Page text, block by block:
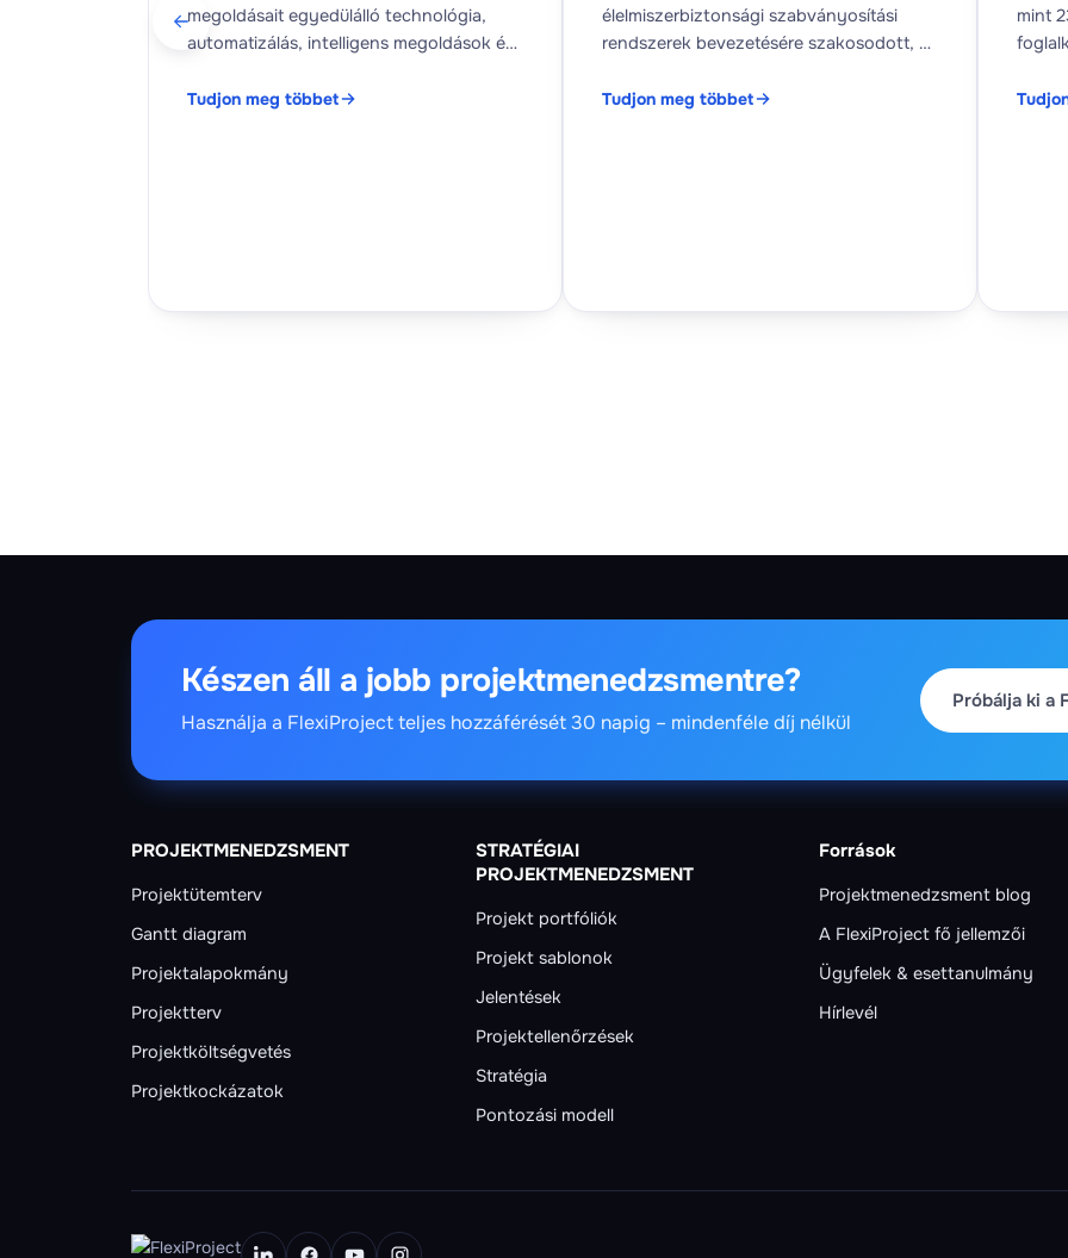
megoldásait egyedülálló technológia,
automatizálás, intelligens megoldások és
nagymértékben automatizált és robotizált
Tudjon meg többet
élelmiszerbiztonsági szabványosítási
rendszerek bevezetésére szakosodott, és
termékeket hoz létre és vezet be.
Tudjon meg többet
mint
Készen áll a jobb projektmenedzsmentre?
Használja a FlexiProject teljes hozzáférését 30 napig – mindenféle díj nélkül
Próbálja ki a
PROJEKTMENEDZSMENT
Projektütemterv
Gantt diagram
Projektalapokmány
Projektterv
Projektköltségvetés
Projektkockázatok
STRATÉGIAI
PROJEKTMENEDZSMENT
Projekt portfóliók
Projekt sablonok
Jelentések
Projektellenőrzések
Stratégia
Pontozási modell
Források
Projektmenedzsment blog
A FlexiProject fő jellemzői
Ügyfelek & esettanulmány
Hírlevél